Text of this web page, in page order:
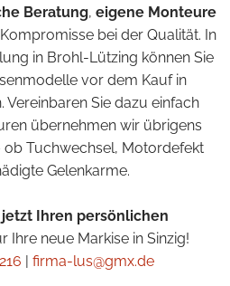
Beratung, eigene Monteure
bei der Qualität. In
in Brohl-Lützing können Sie
vor dem Kauf in
Vereinbaren Sie dazu einfach
übernehmen wir übrigens
Tuchwechsel, Motordefekt
Gelenkarme.
Ihren persönlichen
Ihre neue Markise in Sinzig!
firma-lus@gmx.de